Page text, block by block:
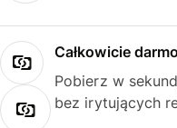
Całkowicie
Pobierz w
bez irytujących